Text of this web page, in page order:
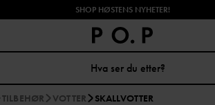
SHOP HØSTENS NYHETER!
TILBEHØR VOTTER SKALLVOTTER